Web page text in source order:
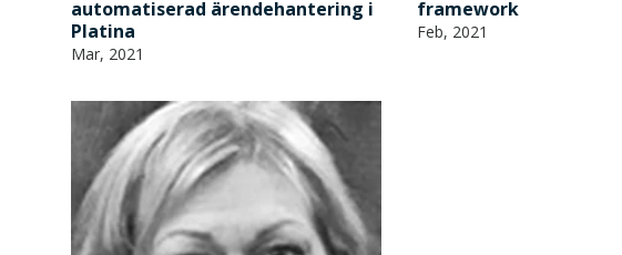
automatiserad ärendehantering i
Platina
Mar, 2021
framework
Feb, 2021